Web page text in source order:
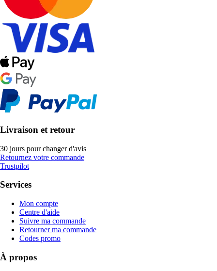
Livraison et retour
30 jours pour changer d'avis
Retournez votre commande
Trustpilot
Services
Mon compte
Centre d'aide
Suivre ma commande
Retourner ma commande
Codes promo
À propos